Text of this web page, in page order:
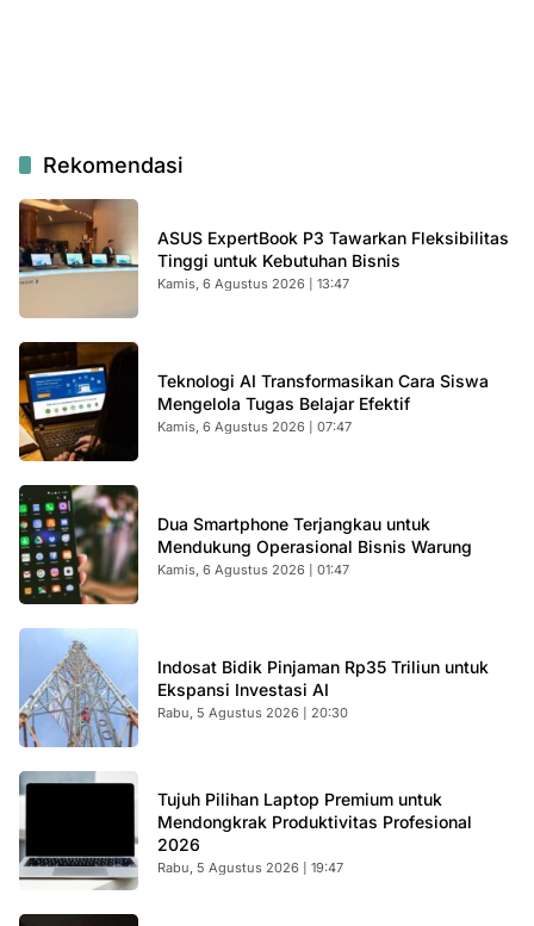
Rekomendasi
ASUS ExpertBook P3 Tawarkan Fleksibilitas
Tinggi untuk Kebutuhan Bisnis
Kamis, 6 Agustus 2026 | 13:47
Teknologi AI Transformasikan Cara Siswa
Mengelola Tugas Belajar Efektif
Kamis, 6 Agustus 2026 | 07:47
Dua Smartphone Terjangkau untuk
Mendukung Operasional Bisnis Warung
Kamis, 6 Agustus 2026 | 01:47
Indosat Bidik Pinjaman Rp35 Triliun untuk
Ekspansi Investasi AI
Rabu, 5 Agustus 2026 | 20:30
Tujuh Pilihan Laptop Premium untuk
Mendongkrak Produktivitas Profesional
2026
Rabu, 5 Agustus 2026 | 19:47